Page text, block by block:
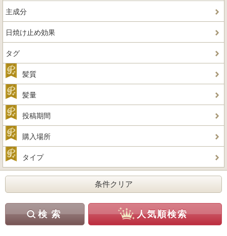
主成分
日焼け止め効果
タグ
髪質
髪量
投稿期間
購入場所
タイプ